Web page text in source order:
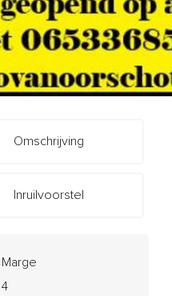
Omschrijving
Inruilvoorstel
Marge
4